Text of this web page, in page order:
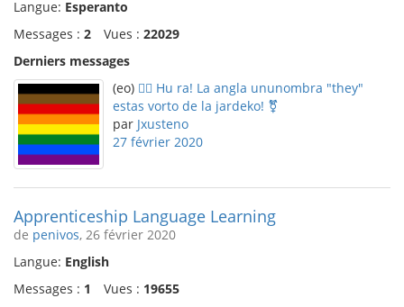
Langue: Esperanto
Messages : 2 Vues : 22029
Derniers messages
(eo) 🏳️‍🌈 Hu ra! La angla ununombra "they"
estas vorto de la jardeko! ⚧️
par Jxusteno
27 février 2020
Apprenticeship Language Learning
de penivos, 26 février 2020
Langue: English
Messages : 1 Vues : 19655